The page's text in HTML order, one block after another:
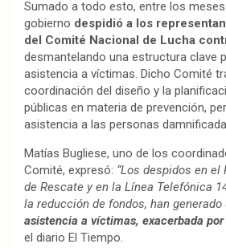
Sumado a todo esto, entre los meses
gobierno despidió a los
del Comité Nacional de Lucha
desmantelando una estructura clave
asistencia a víctimas. Dicho Comité
coordinación del diseño y la
públicas en materia de prevención,
asistencia a las personas
Matías Bugliese, uno de los
Comité, expresó: “Los despidos en
de Rescate y en la Línea Telefónica
la reducción de fondos, han generado
asistencia a víctimas, exacerbada
el diario El Tiempo.